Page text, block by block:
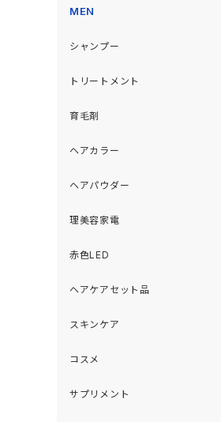
MEN
シャンプー
トリートメント
育毛剤
ヘアカラー
ヘアパウダー
理美容家電
赤色LED
ヘアケアセット品
スキンケア
コスメ
サプリメント